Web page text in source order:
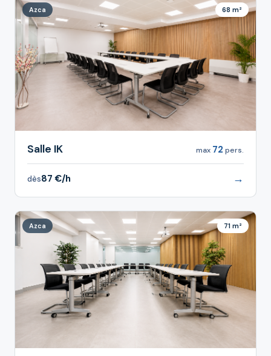
Azca 68 m²
Salle IK max 72 pers.
dès87 €/h →
Azca 71 m²